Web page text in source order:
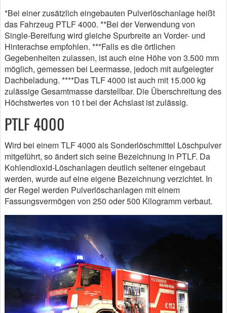
*Bei einer zusätzlich eingebauten Pulverlöschanlage heißt
das Fahrzeug PTLF 4000. **Bei der Verwendung von
Single-Bereifung wird gleiche Spurbreite an Vorder- und
Hinterachse empfohlen. ***Falls es die örtlichen
Gegebenheiten zulassen, ist auch eine Höhe von 3.500 mm
möglich, gemessen bei Leermasse, jedoch mit aufgelegter
Dachbeladung. ****Das TLF 4000 ist auch mit 15.000 kg
zulässige Gesamtmasse darstellbar. Die Überschreitung des
Höchstwertes von 10 t bei der Achslast ist zulässig.
PTLF 4000
Wird bei einem TLF 4000 als Sonderlöschmittel Löschpulver
mitgeführt, so ändert sich seine Bezeichnung in PTLF. Da
Kohlendioxid-Löschanlagen deutlich seltener eingebaut
werden, wurde auf eine eigene Bezeichnung verzichtet. In
der Regel werden Pulverlöschanlagen mit einem
Fassungsvermögen von 250 oder 500 Kilogramm verbaut.